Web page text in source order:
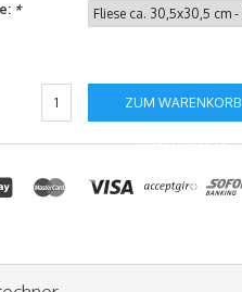
*
ZUM WARENKORB
HINZUFÜGEN